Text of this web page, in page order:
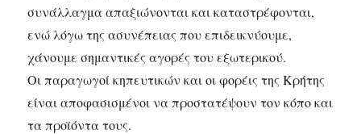
συνάλλαγμα απαξιώνονται και καταστρέφονται,
ενώ λόγω της ασυνέπειας που επιδεικνύουμε,
χάνουμε σημαντικές αγορές του εξωτερικού.
Οι παραγωγοί κηπευτικών και οι φορέις της Κρήτης
είναι αποφασισμένοι να προστατέψουν τον κόπο και
τα προϊόντα τους.